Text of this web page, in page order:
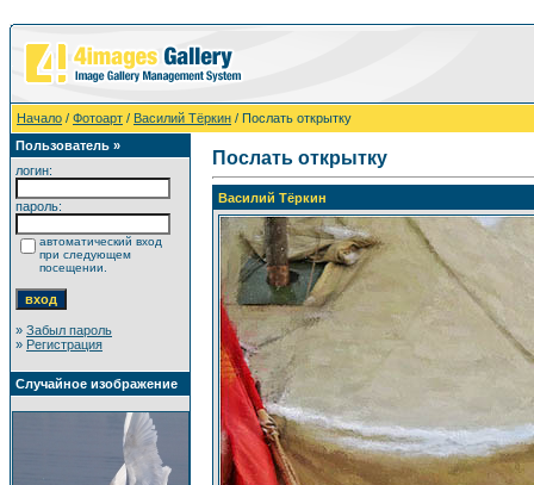
Начало / Фотоарт / Василий Тёркин / Послать открытку
Пользователь »
логин:
пароль:
автоматический вход
при следующем
посещении.
» Забыл пароль
» Регистрация
Случайное изображение
Послать открытку
Василий Тёркин